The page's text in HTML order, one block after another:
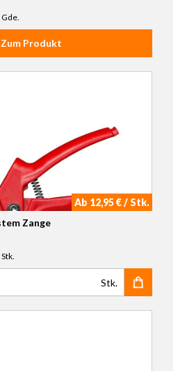
Zum Produkt
Ab 12,95 € / Stk.
Zange
System Zange
Stk.